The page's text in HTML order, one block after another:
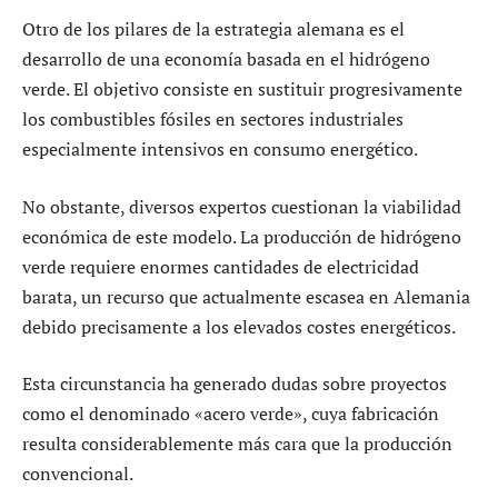
Otro de los pilares de la estrategia alemana es el
desarrollo de una economía basada en el hidrógeno
verde. El objetivo consiste en sustituir progresivamente
los combustibles fósiles en sectores industriales
especialmente intensivos en consumo energético.
No obstante, diversos expertos cuestionan la viabilidad
económica de este modelo. La producción de hidrógeno
verde requiere enormes cantidades de electricidad
barata, un recurso que actualmente escasea en Alemania
debido precisamente a los elevados costes energéticos.
Esta circunstancia ha generado dudas sobre proyectos
como el denominado «acero verde», cuya fabricación
resulta considerablemente más cara que la producción
convencional.